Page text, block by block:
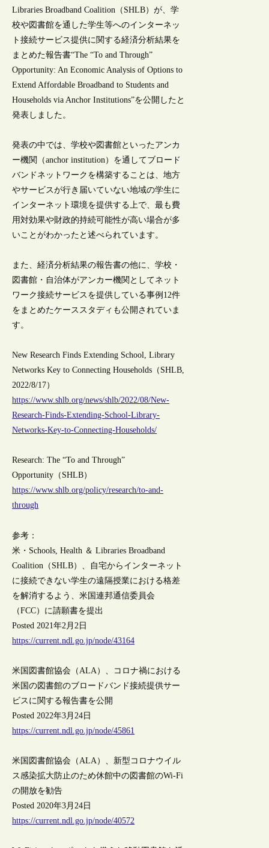
Libraries Broadband Coalition（SHLB）が、学
校や図書館を通した学生等へのインターネッ
ト接続サービス提供に関する経済分析結果を
まとめた報告書“The “To and Through”
Opportunity: An Economic Analysis of Options to
Extend Affordable Broadband to Students and
Households via Anchor Institutions”を公開したと
発表しました。
発表の中では、学校や図書館といったアンカ
ー機関（anchor institution）を通してブロード
バンドネットワークを構築することは、地方
やサービスが行き届いていない地域の学生に
インターネット環境を提供する上で、最も費
用対効果や財政的持続可能性が高い場合が多
いことがわかったと述べられています。
また、経済分析結果の報告書の他に、学校・
図書館・自治体がアンカー機関としてネット
ワーク接続サービスを提供している事例12件
をまとめたケーススタディも公開されていま
す。
New Research Finds Extending School, Library
Networks Key to Connecting Households（SHLB,
2022/8/17）
https://www.shlb.org/news/shlb/2022/08/New-
Research-Finds-Extending-School-Library-
Networks-Key-to-Connecting-Households/
Research: The “To and Through”
Opportunity（SHLB）
https://www.shlb.org/policy/research/to-and-
through
参考：
米・Schools, Health ＆ Libraries Broadband
Coalition（SHLB）、自宅からインターネット
に接続できない学生の遠隔授業における格差
を解消するよう、米国連邦通信委員会
（FCC）に請願書を提出
Posted 2021年2月2日
https://current.ndl.go.jp/node/43164
米国図書館協会（ALA）、コロナ禍における
米国の図書館のブロードバンド接続提供サー
ビスに関する報告書を公開
Posted 2022年3月24日
https://current.ndl.go.jp/node/45861
米国図書館協会（ALA）、新型コロナウイル
ス感染拡大防止のため休館中の図書館のWi-Fi
の開放を勧告
Posted 2020年3月24日
https://current.ndl.go.jp/node/40572